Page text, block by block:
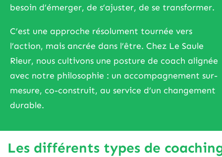
besoin d’émerger, de s’ajuster, de se transformer.
C’est une approche résolument tournée vers
l’action, mais ancrée dans l’être. Chez Le Saule
Rieur, nous cultivons une posture de coach alignée
avec notre philosophie : un accompagnement sur-
mesure, co-construit, au service d’un changement
durable.
Les différents types de